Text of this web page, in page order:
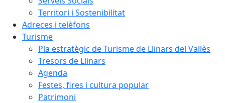
Territori i Sostenibilitat
Adreces i telèfons
Turisme
Pla estratègic de Turisme de Llinars del Vallès
Tresors de Llinars
Agenda
Festes, fires i cultura popular
Patrimoni